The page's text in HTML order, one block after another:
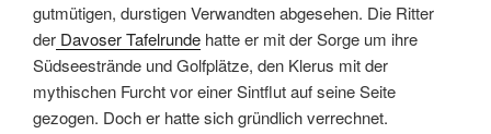
gutmütigen, durstigen Verwandten abgesehen. Die Ritter
der Davoser Tafelrunde hatte er mit der Sorge um ihre
Südseestrände und Golfplätze, den Klerus mit der
mythischen Furcht vor einer Sintflut auf seine Seite
gezogen. Doch er hatte sich gründlich verrechnet.